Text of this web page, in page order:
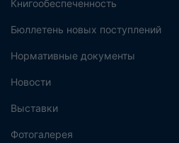
Книгообеспеченность
Бюллетень новых поступлений
Нормативные документы
Новости
Выставки
Фотогалерея